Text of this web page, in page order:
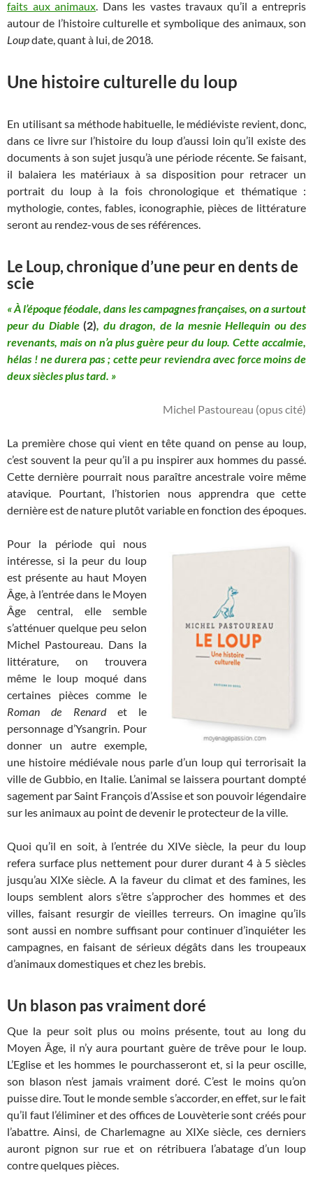
faits aux animaux. Dans les vastes travaux qu’il a entrepris
autour de l’histoire culturelle et symbolique des animaux, son
Loupdate, quant à lui, de 2018.
Une histoire culturelle du loup
En utilisant sa méthode habituelle, le médiéviste revient, donc,
dans ce livre sur l’histoire du loup d’aussi loin qu’il existe des
documents à son sujet jusqu’à une période récente. Se faisant,
il balaiera les matériaux à sa disposition pour retracer un
portrait du loup à la fois chronologique et thématique :
mythologie, contes, fables, iconographie, pièces de littérature
seront au rendez-vous de ses références.
Le Loup, chronique d’une peur en dents de
scie
« À l’époque féodale, dans les campagnes françaises, on a surtout
peur du Diable(2), du dragon, de la mesnie Hellequin ou des
revenants, mais on n’a plus guère peur du loup. Cette accalmie,
hélas ! ne durera pas ; cette peur reviendra avec force moins de
deux siècles plus tard. »
Michel Pastoureau (opus cité)
La première chose qui vient en tête quand on pense au loup,
c’est souvent la peur qu’il a pu inspirer aux hommes du passé.
Cette dernière pourrait nous paraître ancestrale voire même
atavique. Pourtant, l’historien nous apprendra que cette
dernière est de nature plutôt variable en fonction des époques.
Pour la période qui nous
intéresse, si la peur du loup
est présente au haut Moyen
Âge, à l’entrée dans le Moyen
Âge central, elle semble
s’atténuer quelque peu selon
Michel Pastoureau. Dans la
littérature, on trouvera
même le loup moqué dans
certaines pièces comme le
Roman de Renardet le
personnage d’Ysangrin. Pour
donner un autre exemple,
une histoire médiévale nous parle d’un loup qui terrorisait la
ville de Gubbio, en Italie. L’animal se laissera pourtant dompté
sagement par Saint François d’Assise et son pouvoir légendaire
sur les animaux au point de devenir le protecteur de la ville.
Quoi qu’il en soit, à l’entrée du XIVe siècle, la peur du loup
refera surface plus nettement pour durer durant 4 à 5 siècles
jusqu’au XIXe siècle. A la faveur du climat et des famines, les
loups semblent alors s’être s’approcher des hommes et des
villes, faisant resurgir de vieilles terreurs. On imagine qu’ils
sont aussi en nombre suffisant pour continuer d’inquiéter les
campagnes, en faisant de sérieux dégâts dans les troupeaux
d’animaux domestiques et chez les brebis.
Un blason pas vraiment doré
Que la peur soit plus ou moins présente, tout au long du
Moyen Âge, il n’y aura pourtant guère de trêve pour le loup.
L’Eglise et les hommes le pourchasseront et, si la peur oscille,
son blason n’est jamais vraiment doré. C’est le moins qu’on
puisse dire. Tout le monde semble s’accorder, en effet, sur le fait
qu’il faut l’éliminer et des offices de Louvèterie sont créés pour
l’abattre. Ainsi, de Charlemagne au XIXe siècle, ces derniers
auront pignon sur rue et on rétribuera l’abatage d’un loup
contre quelques pièces.